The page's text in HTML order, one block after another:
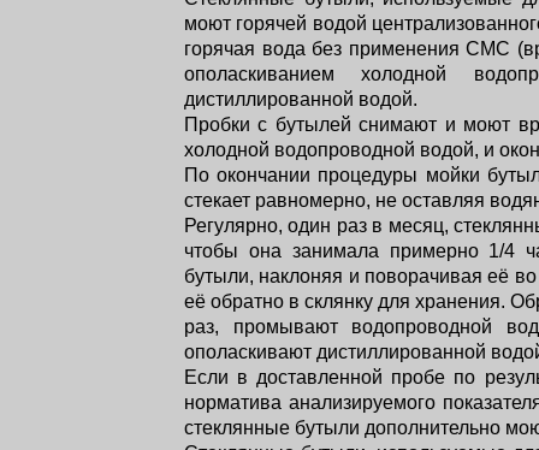
моют горячей водой
горячая вода без применения СМС
ополаскиванием холодной
дистиллированной водой.
Пробки с бутылей снимают и моют
холодной водопроводной водой, и
По окончании процедуры мойки
стекает равномерно, не оставляя
Регулярно, один раз в месяц,
чтобы она занимала примерно 1/4
бутыли, наклоняя и поворачивая её
её обратно в склянку для хранения.
раз, промывают водопроводной
ополаскивают дистиллированной
Если в доставленной пробе по
норматива анализируемого
стеклянные бутыли дополнительно